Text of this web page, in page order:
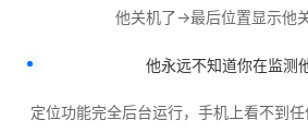
他关机了→最后位置显示他
他永远不知道你在监测
定位功能完全后台运行，手机上看不到